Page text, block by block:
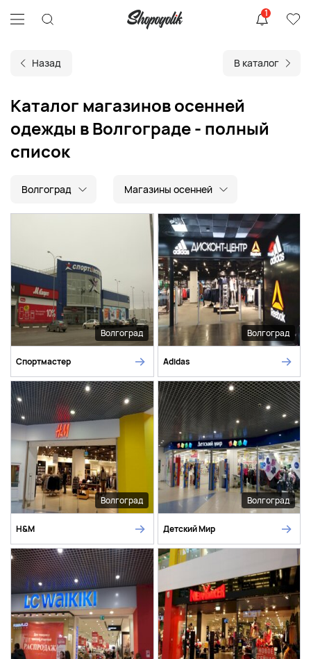
1
Назад В каталог
Каталог магазинов осенней
одежды в Волгограде - полный
список
Волгоград Магазины осенней
Волгоград
Спортмастер
Волгоград
Adidas
Волгоград
H&M
Волгоград
Детский Мир